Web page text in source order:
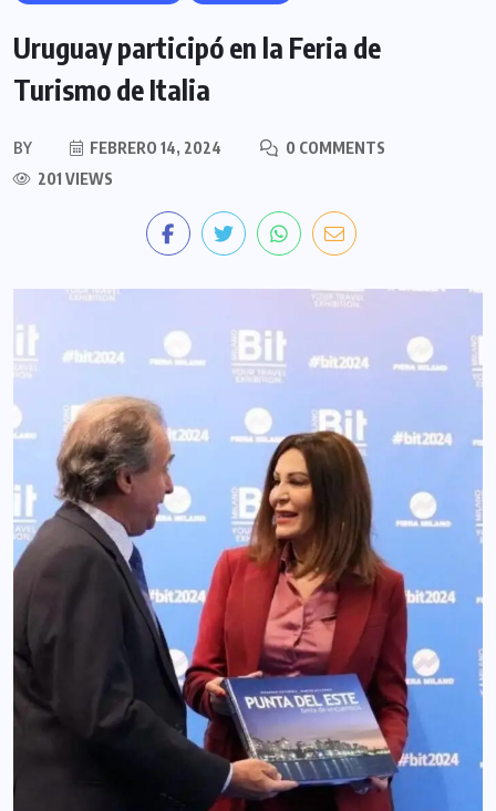
Uruguay participó en la Feria de
Turismo de Italia
BY FEBRERO 14, 2024
0 COMMENTS
201 VIEWS